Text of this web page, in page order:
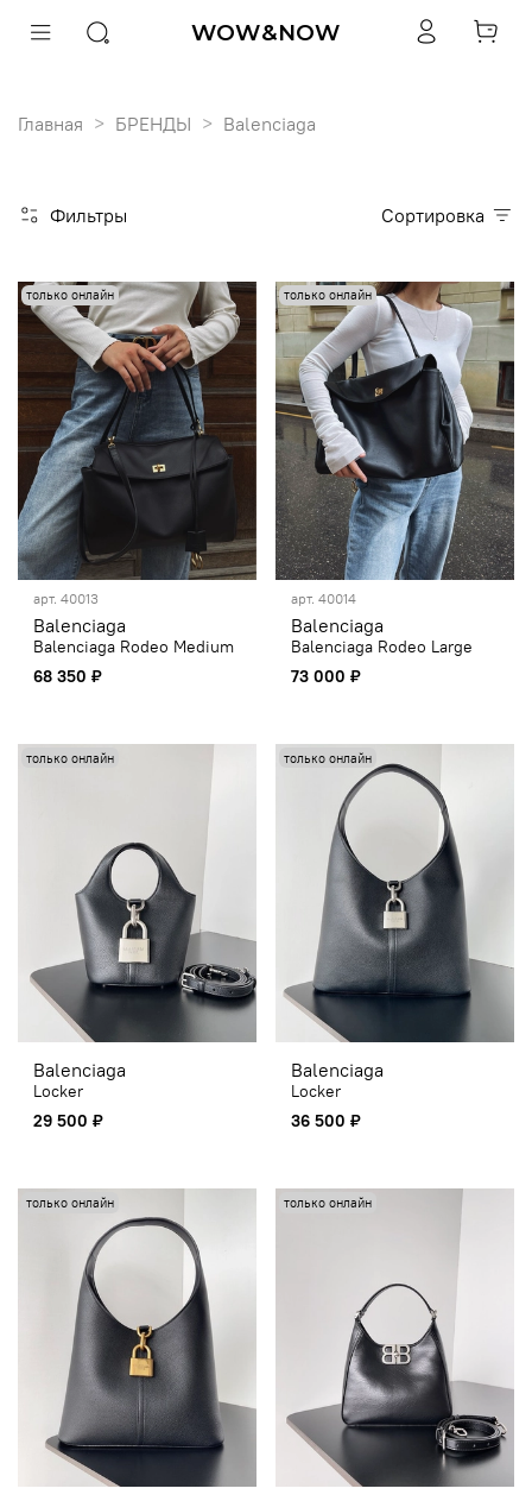
WOW&NOW
Главная БРЕНДЫ Balenciaga
Фильтры Сортировка
только онлайн
арт. 40013
Balenciaga
Balenciaga Rodeo Medium
68 350 ₽
только онлайн
арт. 40014
Balenciaga
Balenciaga Rodeo Large
73 000 ₽
только онлайн
Balenciaga
Locker
29 500 ₽
только онлайн
Balenciaga
Locker
36 500 ₽
только онлайн только онлайн